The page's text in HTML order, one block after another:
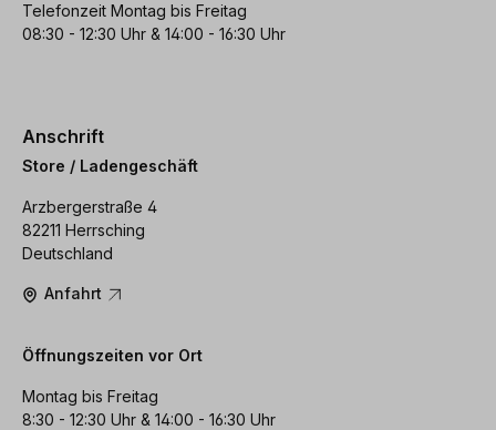
Telefonzeit Montag bis Freitag
08:30 - 12:30 Uhr & 14:00 - 16:30 Uhr
Anschrift
Store / Ladengeschäft
Arzbergerstraße 4
82211 Herrsching
Deutschland
Anfahrt
Öffnungszeiten vor Ort
Montag bis Freitag
8:30 - 12:30 Uhr & 14:00 - 16:30 Uhr